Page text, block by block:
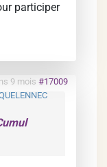
participer
9 mois #17009